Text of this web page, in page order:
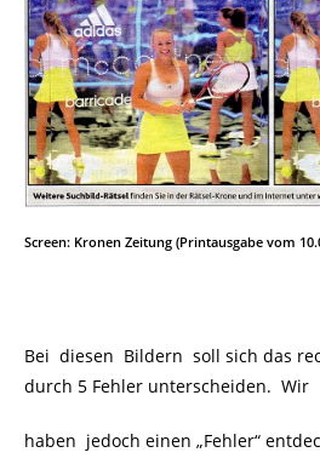
Screen: Kronen Zeitung (Printausgabe vom
Bei diesen Bildern soll sich das
durch 5 Fehler unterscheiden. Wir
haben jedoch einen „Fehler“